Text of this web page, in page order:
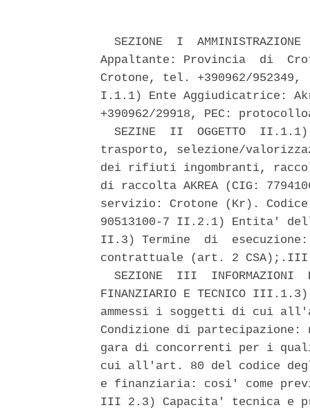
SEZIONE  I  AMMINISTRAZIONE
Appaltante: Provincia  di
Crotone, tel. +390962/
I.1.1) Ente Aggiudicatrice:
+390962/29918, PEC:
SEZINE  II  OGGETTO
trasporto, selezione/
dei rifiuti ingombranti,
di raccolta AKREA (CIG:
servizio: Crotone (Kr). Codice
90513100-7 II.2.1) Entita'
II.3) Termine  di
contrattuale (art. 2
SEZIONE  III  INFORMAZIONI
FINANZIARIO E TECNICO
ammessi i soggetti di cui
Condizione di
gara di concorrenti per i
cui all'art. 80 del codice
e finanziaria: cosi' come
III 2.3) Capacita' tecnica e